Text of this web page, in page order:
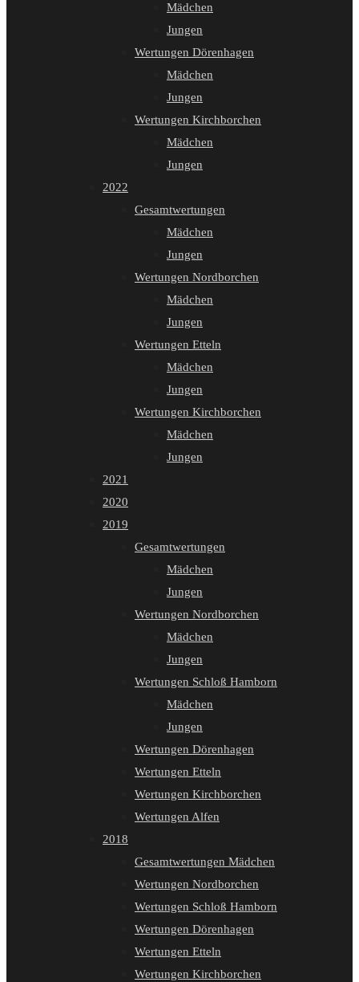
Mädchen
Jungen
Wertungen Dörenhagen
Mädchen
Jungen
Wertungen Kirchborchen
Mädchen
Jungen
2022
Gesamtwertungen
Mädchen
Jungen
Wertungen Nordborchen
Mädchen
Jungen
Wertungen Etteln
Mädchen
Jungen
Wertungen Kirchborchen
Mädchen
Jungen
2021
2020
2019
Gesamtwertungen
Mädchen
Jungen
Wertungen Nordborchen
Mädchen
Jungen
Wertungen Schloß Hamborn
Mädchen
Jungen
Wertungen Dörenhagen
Wertungen Etteln
Wertungen Kirchborchen
Wertungen Alfen
2018
Gesamtwertungen Mädchen
Wertungen Nordborchen
Wertungen Schloß Hamborn
Wertungen Dörenhagen
Wertungen Etteln
Wertungen Kirchborchen